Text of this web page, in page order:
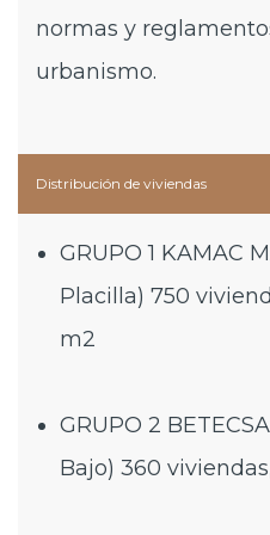
normas y
urbanismo.
Distribución de viviendas
GRUPO 1 KAMAC
Placilla) 750
m2
GRUPO 2
Bajo) 360